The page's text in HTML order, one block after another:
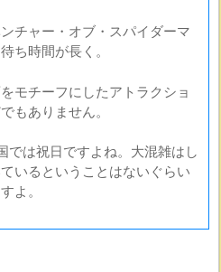
チャー・オブ・スパイダーマ
ち時間が長く。
モチーフにしたアトラクショ
もありません。
では祝日ですよね。大混雑はし
いるということはないぐらい
よ。